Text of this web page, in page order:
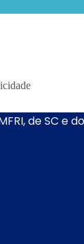
de SC e